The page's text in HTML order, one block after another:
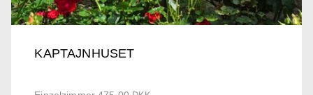
KAPTAJNHUSET